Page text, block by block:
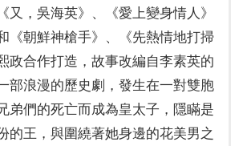
又，吳海英》、《愛上變身情人》
《朝鮮神槍手》、《先熱情地打掃
政合作打造，故事改編自李素英的
部浪漫的歷史劇，發生在一對雙胞
弟們的死亡而成為皇太子，隱瞞是
的王，與圍繞著她身邊的花美男之